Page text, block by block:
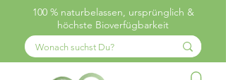
100 % naturbelassen, ursprünglich &
höchste Bioverfügbarkeit